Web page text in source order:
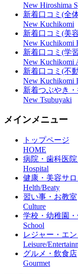
New Hiroshima
新着口コミ(全
New Kuchikomi
新着口コミ(美
New Kuchikomi
新着口コミ(学
New Kuchikomi
新着口コミ(不
New Kuchikomi
新着つぶやき
New Tsubuyaki
メインメニュー
トップページ
HOME
病院・歯科医
Hospital
健康・美容サロ
Helth/Beaty
習い事・お教室
Culture
学校・幼稚園・
School
レジャー・エ
Leisure/
グルメ・飲食店
Gourmet